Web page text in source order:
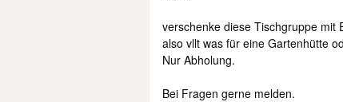
verschenke diese Tischgruppe mit
also vllt was für eine Gartenhütte
Nur Abholung.
Bei Fragen gerne melden.